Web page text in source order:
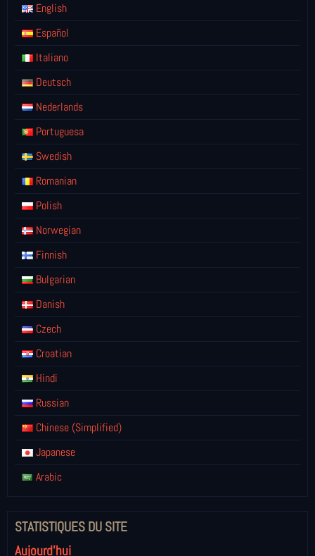
English
Español
Italiano
Deutsch
Nederlands
Portuguesa
Swedish
Romanian
Polish
Norwegian
Finnish
Bulgarian
Danish
Czech
Croatian
Hindi
Russian
Chinese (Simplified)
Japanese
Arabic
STATISTIQUES DU SITE
Aujourd'hui